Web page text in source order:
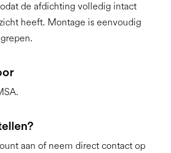
de afdichting volledig intact
heeft. Montage is eenvoudig
aan of neem direct contact op